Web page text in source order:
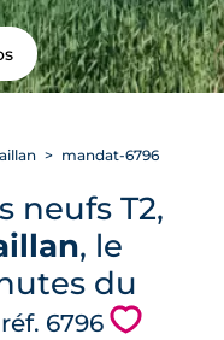
mandat-6796
neufs T2,
, le
du
6796 💗